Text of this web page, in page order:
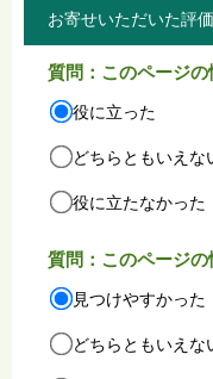
お寄せいただいた評
質問：このページ
役に立った
どちらともいえな
役に立たなかった
質問：このページ
見つけやすかった
どちらともいえな